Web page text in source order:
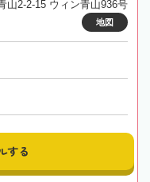
山2-2-15 ウィン青山936号
地図
する